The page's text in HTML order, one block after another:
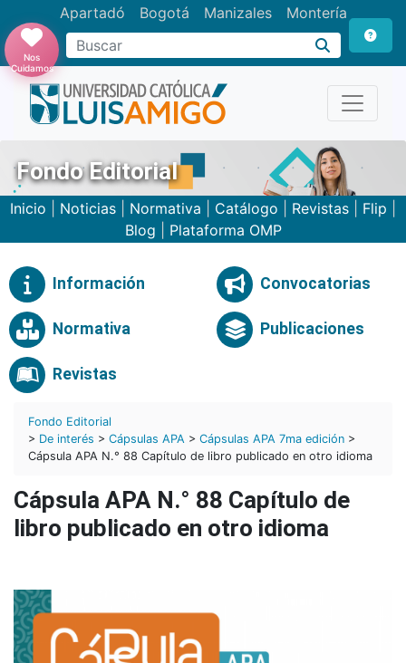
Apartadó Bogotá Manizales Montería
Buscar
Nos
Cuidamos
Fondo Editorial
Inicio Noticias Normativa Catálogo Revistas Flip
Blog
Plataforma OMP
Información Convocatorias
Normativa Publicaciones
Revistas
Fondo Editorial
> De interés > Cápsulas APA > Cápsulas APA 7ma edición >
Cápsula APA N.° 88 Capítulo de libro publicado en otro idioma
Cápsula APA N.° 88 Capítulo de
libro publicado en otro idioma